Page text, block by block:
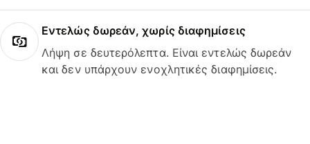
Εντελώς δωρεάν, χωρίς διαφημίσεις
Λήψη σε δευτερόλεπτα. Είναι εντελώς δωρεάν
και δεν υπάρχουν ενοχλητικές διαφημίσεις.